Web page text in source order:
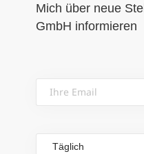
Mich über neue
GmbH informieren
Email